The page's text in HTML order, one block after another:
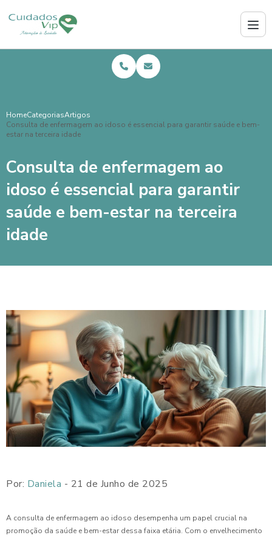
HomeCategoriasArtigos
Consulta de enfermagem ao idoso é essencial para garantir saúde e bem-
estar na terceira idade
Consulta de enfermagem ao
idoso é essencial para garantir
saúde e bem-estar na terceira
idade
Por: Daniela - 21 de Junho de 2025
A consulta de enfermagem ao idoso desempenha um papel crucial na
promoção da saúde e bem-estar dessa faixa etária. Com o envelhecimento